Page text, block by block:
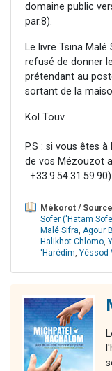
domaine public
par.8).
Le livre Tsina
refusé de donner
prétendant au
sortant de la
Kol Touv.
P.S : si vous êtes
de vos Mézouzot
: +33.9.54.31.59.90)
Mékorot /
Sofer ('Hatam
Malé Sifra, Agour
Halikhot Chlomo,
'Harédim, Yéssod